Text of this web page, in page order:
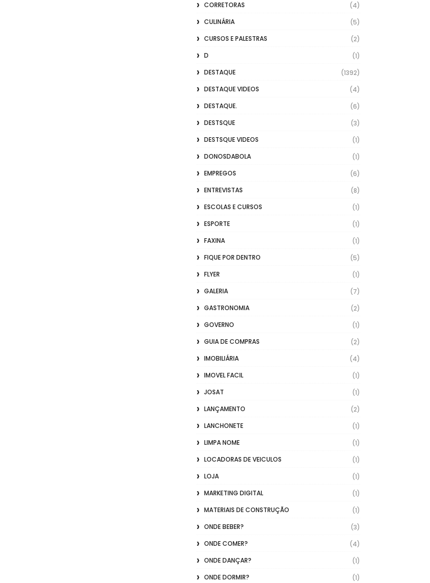
CORRETORAS
(4)
CULINÁRIA
(5)
CURSOS E PALESTRAS
(2)
D
(1)
DESTAQUE
(1392)
DESTAQUE VIDEOS
(4)
DESTAQUE.
(6)
DESTSQUE
(3)
DESTSQUE VIDEOS
(1)
DONOSDABOLA
(1)
EMPREGOS
(6)
ENTREVISTAS
(8)
ESCOLAS E CURSOS
(1)
ESPORTE
(1)
FAXINA
(1)
FIQUE POR DENTRO
(5)
FLYER
(1)
GALERIA
(7)
GASTRONOMIA
(2)
GOVERNO
(1)
GUIA DE COMPRAS
(2)
IMOBILIÁRIA
(4)
IMOVEL FACIL
(1)
JOSAT
(1)
LANÇAMENTO
(2)
LANCHONETE
(1)
LIMPA NOME
(1)
LOCADORAS DE VEICULOS
(1)
LOJA
(1)
MARKETING DIGITAL
(1)
MATERIAIS DE CONSTRUÇÃO
(1)
ONDE BEBER?
(3)
ONDE COMER?
(4)
ONDE DANÇAR?
(1)
ONDE DORMIR?
(1)